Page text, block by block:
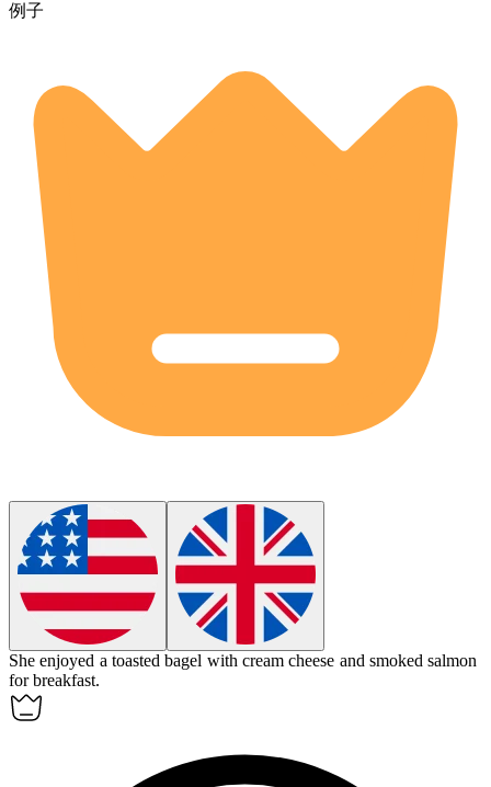
例子
She enjoyed a toastedbagel with cream cheese and smoked salmon
for breakfast.